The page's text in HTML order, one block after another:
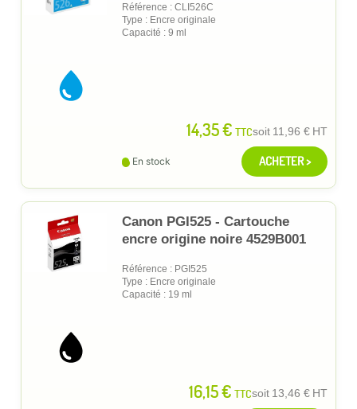
Référence : CLI526C
Type : Encre originale
Capacité : 9 ml
14,35 € TTCsoit 11,96 € HT
En stock ACHETER >
Canon PGI525 - Cartouche
encre origine noire 4529B001
Référence : PGI525
Type : Encre originale
Capacité : 19 ml
16,15 € TTCsoit 13,46 € HT